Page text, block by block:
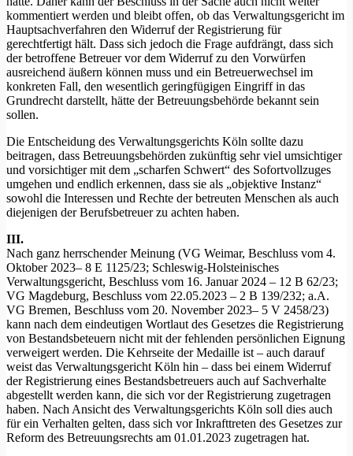
kommentiert werden und bleibt offen, ob das Verwaltungsgericht im
Hauptsachverfahren den Widerruf der Registrierung für
gerechtfertigt hält. Dass sich jedoch die Frage aufdrängt, dass sich
der betroffene Betreuer vor dem Widerruf zu den Vorwürfen
ausreichend äußern können muss und ein Betreuerwechsel im
konkreten Fall, den wesentlich geringfügigen Eingriff in das
Grundrecht darstellt, hätte der Betreuungsbehörde bekannt sein
sollen.
Die Entscheidung des Verwaltungsgerichts Köln sollte dazu
beitragen, dass Betreuungsbehörden zukünftig sehr viel umsichtiger
und vorsichtiger mit dem „scharfen Schwert“ des Sofortvollzuges
umgehen und endlich erkennen, dass sie als „objektive Instanz“
sowohl die Interessen und Rechte der betreuten Menschen als auch
diejenigen der Berufsbetreuer zu achten haben.
III.
Nach ganz herrschender Meinung (VG Weimar, Beschluss vom 4.
Oktober 2023– 8 E 1125/23; Schleswig-Holsteinisches
Verwaltungsgericht, Beschluss vom 16. Januar 2024 – 12 B 62/23;
VG Magdeburg, Beschluss vom 22.05.2023 – 2 B 139/232; a.A.
VG Bremen, Beschluss vom 20. November 2023– 5 V 2458/23)
kann nach dem eindeutigen Wortlaut des Gesetzes die Registrierung
von Bestandsbeteuern nicht mit der fehlenden persönlichen Eignung
verweigert werden. Die Kehrseite der Medaille ist – auch darauf
weist das Verwaltungsgericht Köln hin – dass bei einem Widerruf
der Registrierung eines Bestandsbetreuers auch auf Sachverhalte
abgestellt werden kann, die sich vor der Registrierung zugetragen
haben. Nach Ansicht des Verwaltungsgerichts Köln soll dies auch
für ein Verhalten gelten, dass sich vor Inkrafttreten des Gesetzes zur
Reform des Betreuungsrechts am 01.01.2023 zugetragen hat.